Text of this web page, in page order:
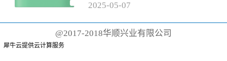
有聚丙烯手柄和尼龙刷毛的传统
牙刷而言，这根本不可能。这些
2025-05-07
@2017-2018华顺兴业有限公司
犀牛云提供云计算服务